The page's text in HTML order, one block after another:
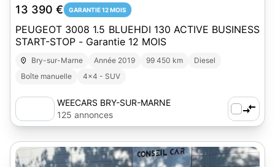
13 390 € GARANTIE 12 MOIS
PEUGEOT 3008 1.5 BLUEHDI 130 ACTIVE BUSINESS
START-STOP - Garantie 12 MOIS
Bry-sur-Marne Année 2019 99 450 km
Diesel
Boîte manuelle
4x4 - SUV
WEECARS BRY-SUR-MARNE
125 annonces